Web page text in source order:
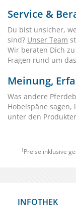
Service &
Du bist unsicher,
sind? Unser Team
Wir beraten Dich
Fragen rund um
Meinung,
Was andere
Hobelspäne
unter den
1 Preise inklusive
INFOTHEK